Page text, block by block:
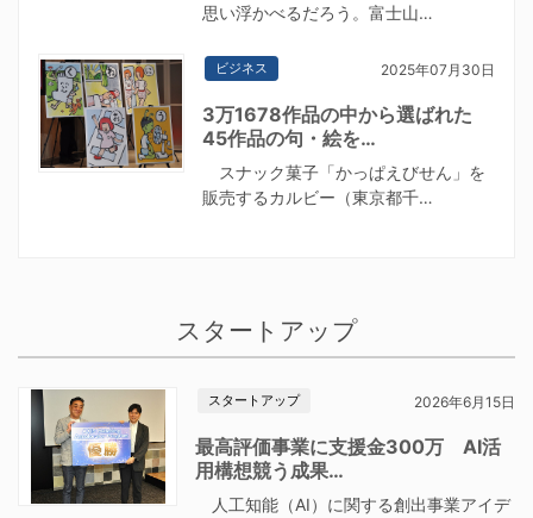
思い浮かべるだろう。富士山…
ビジネス 2025年07月30日
3万1678作品の中から選ばれた
45作品の句・絵を…
スナック菓子「かっぱえびせん」を
販売するカルビー（東京都千…
スタートアップ
スタートアップ 2026年6月15日
最高評価事業に支援金300万 AI活
用構想競う成果…
人工知能（AI）に関する創出事業アイデ